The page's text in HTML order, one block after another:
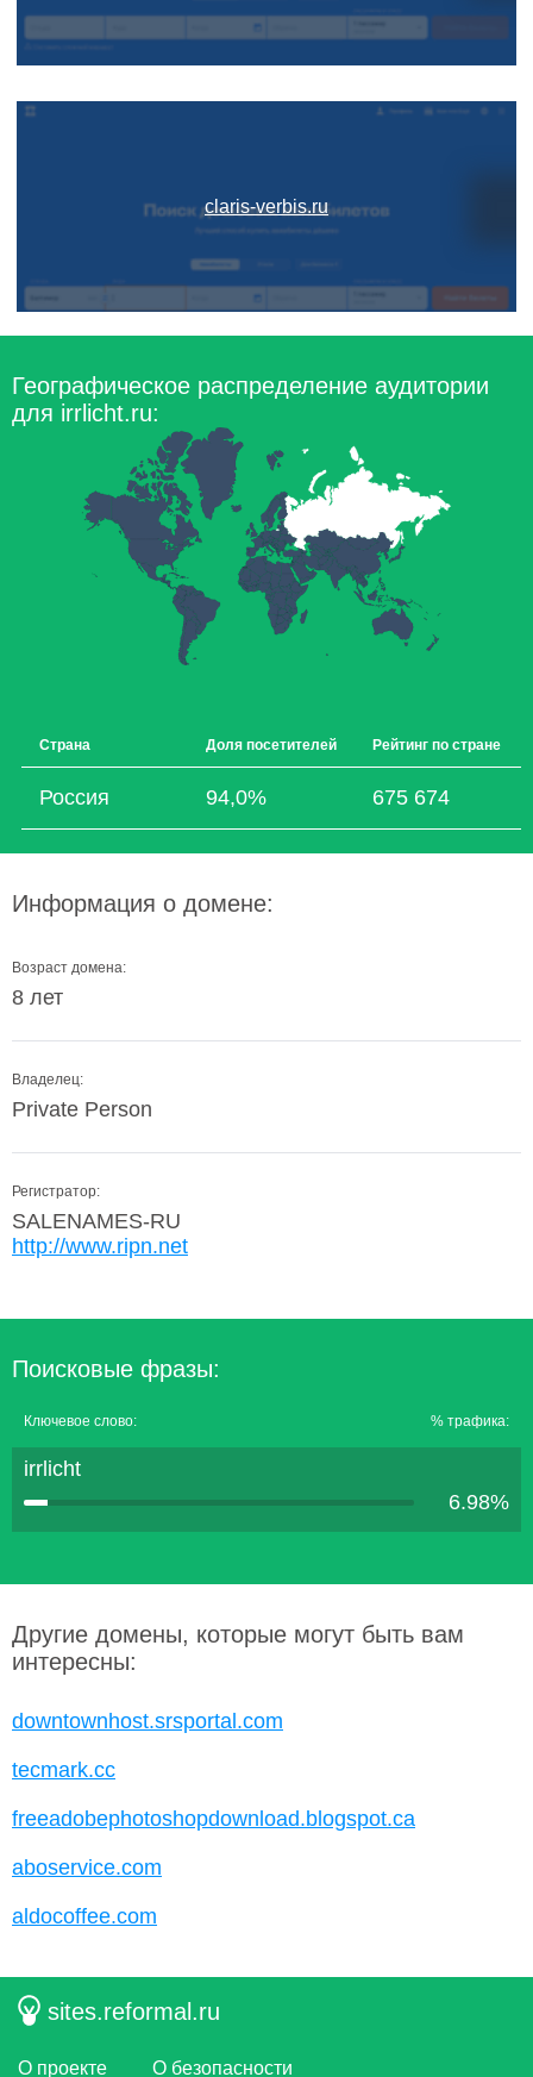
claris-verbis.ru
Географическое распределение аудитории
для irrlicht.ru:
Страна Доля посетителей Рейтинг по стране
Россия 94,0% 675 674
Информация о домене:
Возраст домена:
8 лет
Владелец:
Private Person
Регистратор:
SALENAMES-RU
http://www.ripn.net
Поисковые фразы:
Ключевое слово: % трафика:
irrlicht
6.98%
Другие домены, которые могут быть вам
интересны:
downtownhost.srsportal.com
tecmark.cc
freeadobephotoshopdownload.blogspot.ca
aboservice.com
aldocoffee.com
sites.reformal.ru
О проекте О безопасности